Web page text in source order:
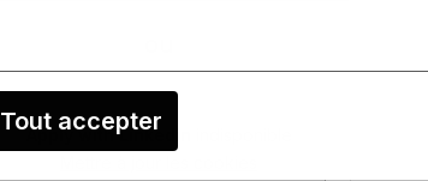
Tout accepter
Apply with Linkedin